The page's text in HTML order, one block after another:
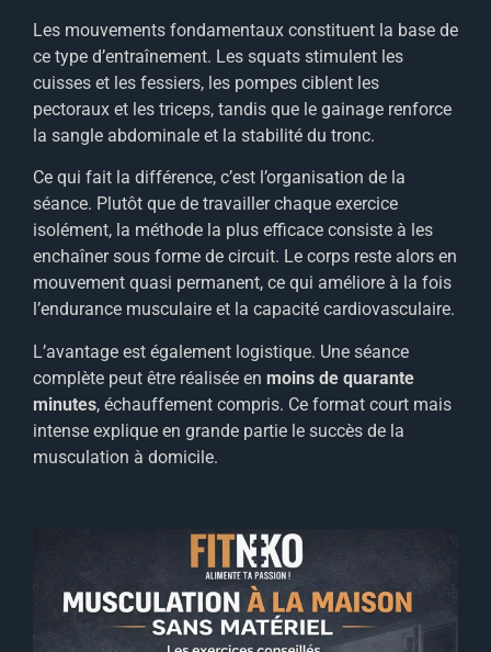
Les mouvements fondamentaux constituent la base de
ce type d’entraînement. Les squats stimulent les
cuisses et les fessiers, les pompes ciblent les
pectoraux et les triceps, tandis que le gainage renforce
la sangle abdominale et la stabilité du tronc.
Ce qui fait la différence, c’est l’organisation de la
séance. Plutôt que de travailler chaque exercice
isolément, la méthode la plus efficace consiste à les
enchaîner sous forme de circuit. Le corps reste alors en
mouvement quasi permanent, ce qui améliore à la fois
l’endurance musculaire et la capacité cardiovasculaire.
L’avantage est également logistique. Une séance
complète peut être réalisée en moins de quarante
minutes, échauffement compris. Ce format court mais
intense explique en grande partie le succès de la
musculation à domicile.